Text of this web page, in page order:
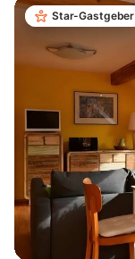
Star-Gastgeber